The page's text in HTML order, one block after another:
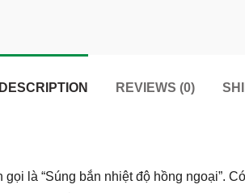
DESCRIPTION REVIEWS (0)
gọi là “Súng bắn nhiệt độ hồng ngoại”.